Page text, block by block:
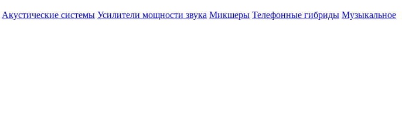
Акустические системы Усилители мощности звука Микшеры Телефонные гибриды Музыкальное